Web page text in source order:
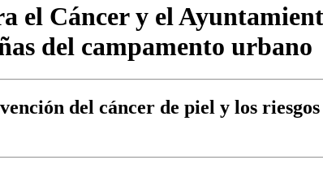
el Cáncer y el
del campamento urbano
del cáncer de piel y los